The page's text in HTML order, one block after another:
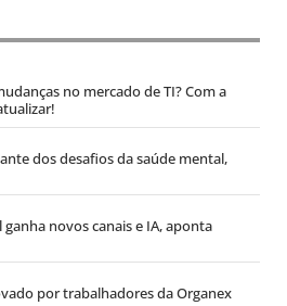
no mercado de TI? Com a
dos desafios da saúde mental,
novos canais e IA, aponta
por trabalhadores da Organex